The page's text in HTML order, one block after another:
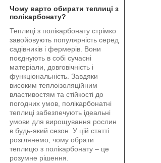
Чому варто обирати теплиці з
полікарбонату?
Теплиці з полікарбонату стрімко
завойовують популярність серед
садівників і фермерів. Вони
поєднують в собі сучасні
матеріали, довговічність і
функціональність. Завдяки
високим теплоізоляційним
властивостям та стійкості до
погодних умов, полікарбонатні
теплиці забезпечують ідеальні
умови для вирощування рослин
в будь-який сезон. У цій статті
розглянемо, чому обрати
теплицю з полікарбонату – це
розумне рішення.